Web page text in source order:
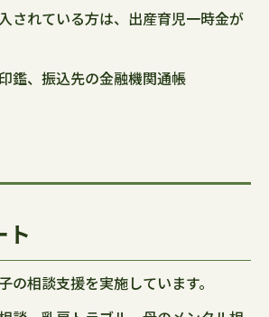
されている方は、出産育児一時金が
鑑、振込先の金融機関通帳
ト
の相談支援を実施しています。